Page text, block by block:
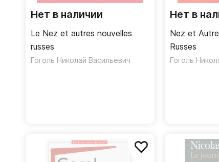
Нет в наличии
Le Nez et autres nouvelles
russes
Гоголь Николай Васильевич
Нет в
Nez et
Russes
Гоголь